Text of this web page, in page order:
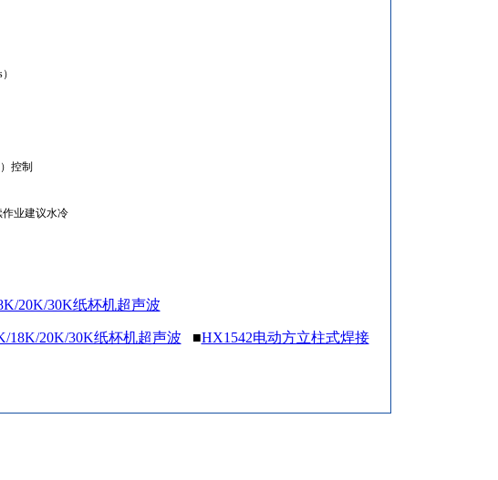
）
控制
作业建议水冷
20K/30K纸杯机超声波
18K/20K/30K纸杯机超声波 ■HX1542电动方立柱式焊接